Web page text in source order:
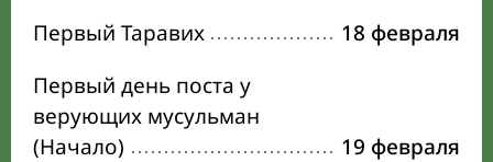
Первый Таравих
18 февраля
Первый день поста у
верующих мусульман
(Начало)
19 февраля